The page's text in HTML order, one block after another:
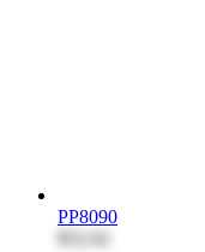
PP8090